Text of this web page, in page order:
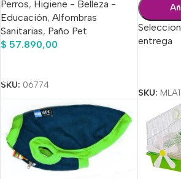
Perros, Higiene - Belleza -
Educación, Alfombras
Sanitarias, Paño Pet
$ 57.890,00
SKU: 06774
entrega
SKU: